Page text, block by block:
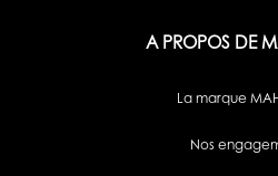
A PROPOS DE
La marque
Nos